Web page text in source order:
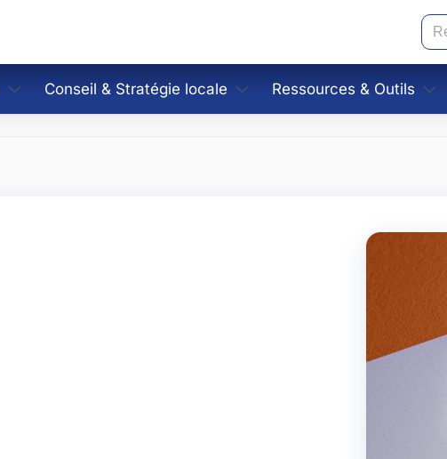
Conseil & Stratégie locale Ressources & Outils
Conseils marketing
Générateur de palettes
Assistant stratégie